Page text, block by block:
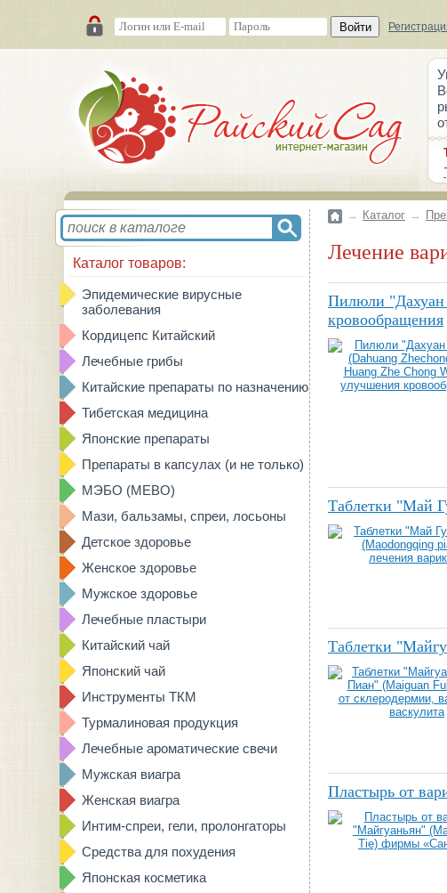
Войти
Каталог товаров:
Эпидемические вирусные
заболевания
Кордицепс Китайский
Лечебные грибы
Китайские препараты по назначению
Тибетская медицина
Японские препараты
Препараты в капсулах (и не только)
МЭБО (MEBO)
Мази, бальзамы, спреи, лосьоны
Детское здоровье
Женское здоровье
Мужское здоровье
Лечебные пластыри
Китайский чай
Японский чай
Инструменты ТКМ
Турмалиновая продукция
Лечебные ароматические свечи
Мужская виагра
Женская виагра
Интим-спреи, гели, пролонгаторы
Средства для похудения
Японская косметика
→ Каталог →
Лечение
Пилюли "Дахуан
кровообращения
Таблетки "Май
Таблетки
Пластырь от